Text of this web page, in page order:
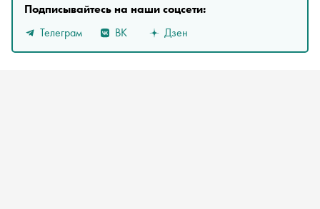
Подписывайтесь на наши соцсети:
Телеграм
ВК Дзен